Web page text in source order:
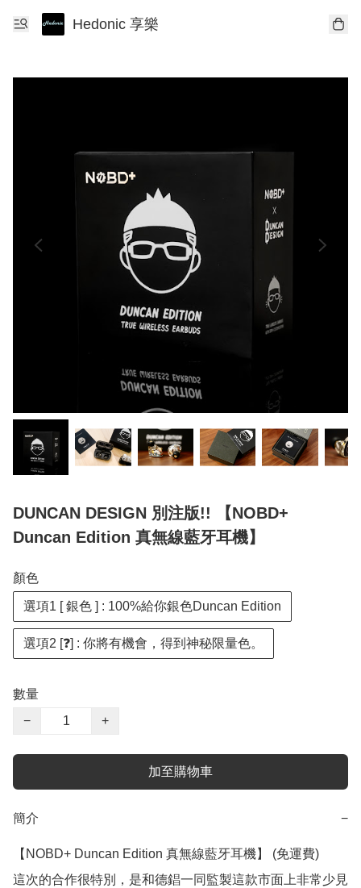
Hedonic 享樂
DUNCAN DESIGN 別注版!! 【NOBD+
Duncan Edition 真無線藍牙耳機】
顏色
選項1 [ 銀色 ] : 100%給你銀色Duncan Edition
選項2 [❓] : 你將有機會，得到神秘限量色。
數量
−
+
加至購物車
簡介 −
【NOBD+ Duncan Edition 真無線藍牙耳機】 (免運費)
這次的合作很特別，是和德錩一同監製這款市面上非常少見